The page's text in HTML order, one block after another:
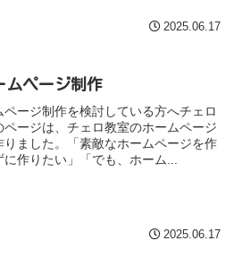
2025.06.17
ムページ制作
ージ制作を検討している方へチェロ
ージは、チェロ教室のホームページ
ました。「素敵なホームページを作
作りたい」「でも、ホーム...
2025.06.17